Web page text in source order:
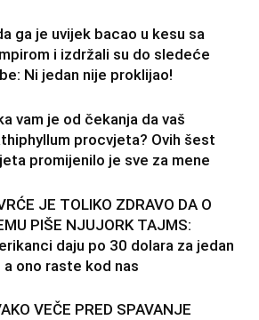
ga je uvijek bacao u kesu sa
i izdržali su do sledeće
Ni jedan nije proklijao!
vam je od čekanja da vaš
procvjeta? Ovih šest
promijenilo je sve za mene
JE TOLIKO ZDRAVO DA O
PIŠE NJUJORK TAJMS:
daju po 30 dolara za jedan
a ono raste kod nas
VEČE PRED SPAVANJE